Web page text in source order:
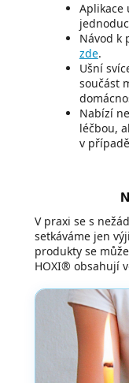
Aplikace
Návod k
zde.
Ušní
součást
Nabízí
léčbou,
v
V praxi se s
setkáváme jen
produkty se
HOXI® obsahují